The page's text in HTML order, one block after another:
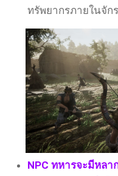
ทรัพยากรภายในจัก
NPC ทหารจะมีหล